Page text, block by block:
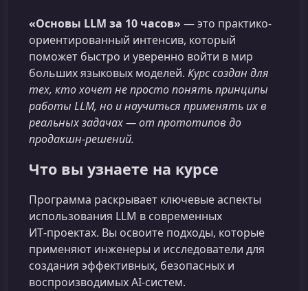
«Основы LLM за 10 часов» — это практико-
ориентированный интенсив, который
поможет быстро и уверенно войти в мир
больших языковых моделей. Курс создан для
тех, кто хочет не просто понять принципы
работы LLM, но и научиться применять их в
реальных задачах — от прототипов до
продакшн‑решений.
Что вы узнаете на курсе
Программа раскрывает ключевые аспекты
использования LLM в современных
ИТ‑проектах. Вы освоите подходы, которые
применяют инженеры и исследователи для
создания эффективных, безопасных и
воспроизводимых AI‑систем.